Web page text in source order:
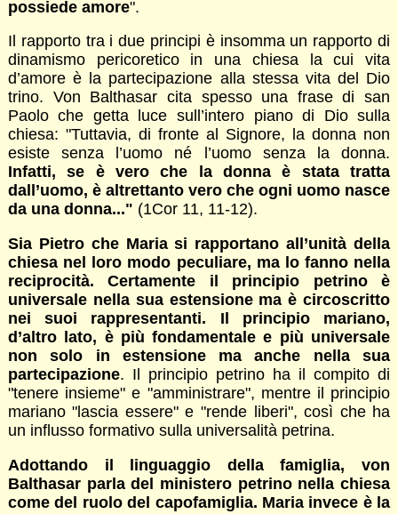
possiede amore".
Il rapporto tra i due principi è insomma un rapporto di
dinamismo pericoretico in una chiesa la cui vita
d’amore è la partecipazione alla stessa vita del Dio
trino. Von Balthasar cita spesso una frase di san
Paolo che getta luce sull’intero piano di Dio sulla
chiesa: "Tuttavia, di fronte al Signore, la donna non
esiste senza l’uomo né l’uomo senza la donna.
Infatti, se è vero che la donna è stata tratta
dall’uomo, è altrettanto vero che ogni uomo nasce
da una donna..." (1Cor 11, 11-12).
Sia Pietro che Maria si rapportano all’unità della
chiesa nel loro modo peculiare, ma lo fanno nella
reciprocità. Certamente il principio petrino è
universale nella sua estensione ma è circoscritto
nei suoi rappresentanti. Il principio mariano,
d’altro lato, è più fondamentale e più universale
non solo in estensione ma anche nella sua
partecipazione. Il principio petrino ha il compito di
"tenere insieme" e "amministrare", mentre il principio
mariano "lascia essere" e "rende liberi", così che ha
un influsso formativo sulla universalità petrina.
Adottando il linguaggio della famiglia, von
Balthasar parla del ministero petrino nella chiesa
come del ruolo del capofamiglia. Maria invece è la